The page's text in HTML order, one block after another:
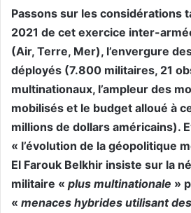
Passons sur les considérations
2021 de cet exercice inter-
(Air, Terre, Mer), l’envergure
déployés (7.800 militaires, 21
multinationaux, l’ampleur des
mobilisés et le budget alloué à
millions de dollars américains).
« l’évolution de la géopolitique
El Farouk Belkhir insiste sur la
militaire « plus multinationale »
« menaces hybrides utilisant